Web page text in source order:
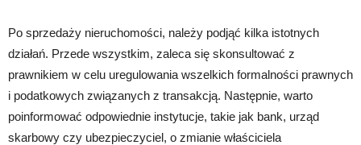
Po sprzedaży nieruchomości, należy podjąć kilka istotnych
działań. Przede wszystkim, zaleca się skonsultować z
prawnikiem w celu uregulowania wszelkich formalności prawnych
i podatkowych związanych z transakcją. Następnie, warto
poinformować odpowiednie instytucje, takie jak bank, urząd
skarbowy czy ubezpieczyciel, o zmianie właściciela